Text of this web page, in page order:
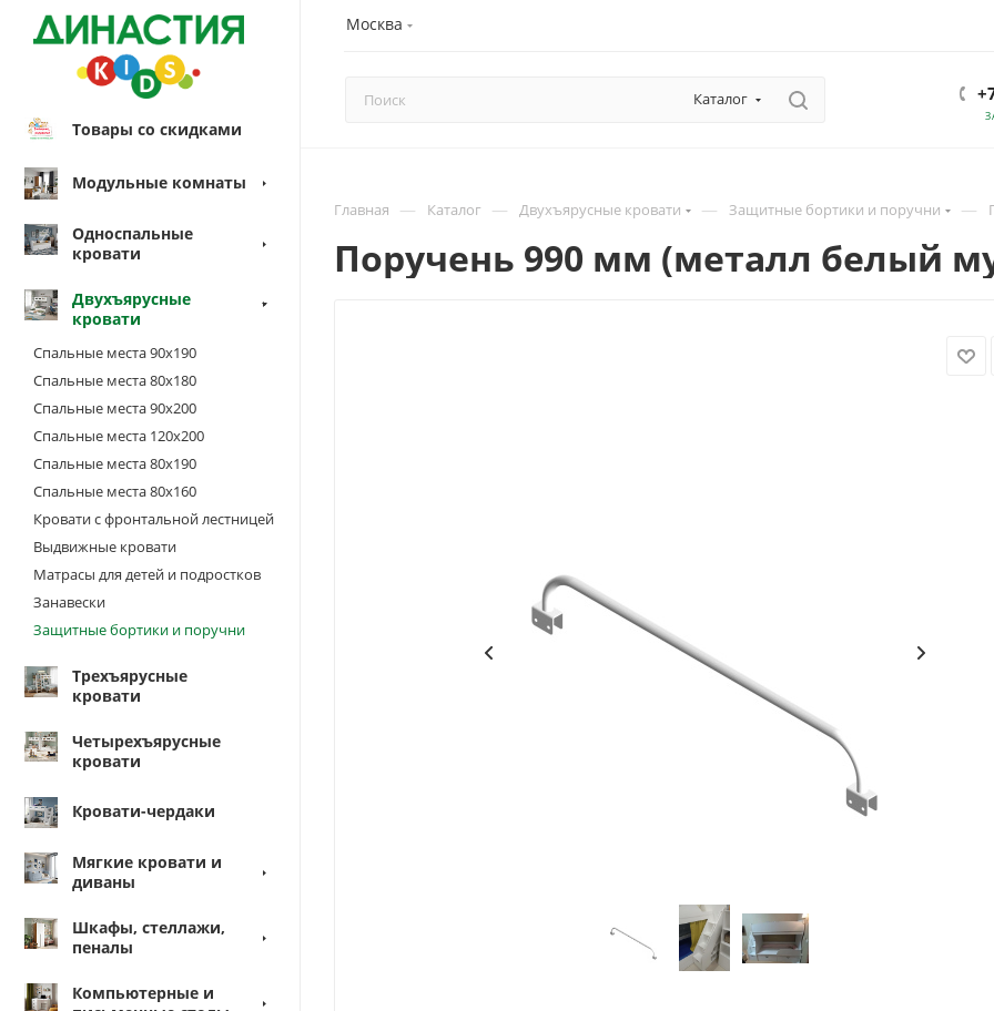
Москва
Каталог
Товары со скидками
Модульные комнаты
Односпальные
кровати
Двухъярусные
кровати
Спальные места 90х190
Спальные места 80х180
Спальные места 90х200
Спальные места 120х200
Спальные места 80х190
Спальные места 80х160
Кровати с фронтальной лестницей
Выдвижные кровати
Матрасы для детей и подростков
Занавески
Защитные бортики и поручни
Трехъярусные
кровати
Четырехъярусные
кровати
Кровати-чердаки
Мягкие кровати и
диваны
Шкафы, стеллажи,
пеналы
Компьютерные и
Главная — Каталог — Двухъярусные кровати — Защитные бортики и поручни —
Поручень 990 мм (металл белый